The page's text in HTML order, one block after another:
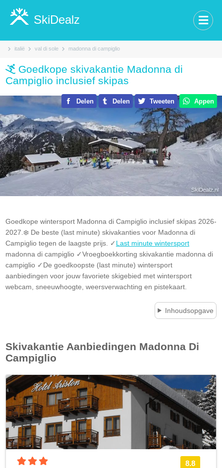
italië val di sole madonna di campiglio
SkiDealz
Goedkope skivakantie Madonna di
Campiglio inclusief skipas
Delen Delen Tweeten Appen
Goedkope wintersport Madonna di Campiglio inclusief skipas 2026-
2027.❄️ De beste (last minute) skivakanties voor Madonna di
Campiglio tegen de laagste prijs. ✓ Last minute wintersport
madonna di campiglio ✓Vroegboekkorting skivakantie madonna di
campiglio ✓De goedkoopste (last minute) wintersport
aanbiedingen voor jouw favoriete skigebied met wintersport
webcam, sneeuwhoogte, weersverwachting en pistekaart.
Inhoudsopgave
Skivakantie Aanbiedingen Madonna Di
Campiglio
8.8